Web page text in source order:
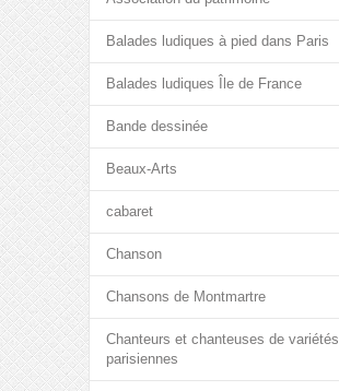
Balades ludiques à pied dans Paris
Balades ludiques Île de France
Bande dessinée
Beaux-Arts
cabaret
Chanson
Chansons de Montmartre
Chanteurs et chanteuses de variétés
parisiennes